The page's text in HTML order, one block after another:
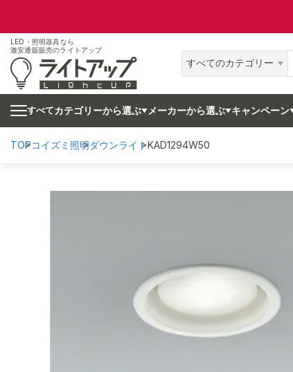
LED・照明器具なら
激安通販販売のライトアップ
すべてのカテゴリー
すべてカテゴリーから選ぶ メーカーから選ぶ キャンペーン
TOPコイズミ照明ダウンライトKAD1294W50